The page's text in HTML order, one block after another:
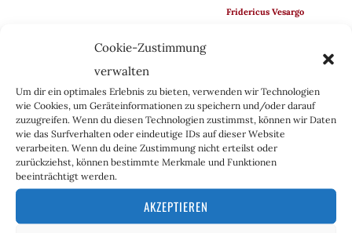
Cookie-Zustimmung
verwalten
Um dir ein optimales Erlebnis zu bieten, verwenden wir Technologien
wie Cookies, um Geräteinformationen zu speichern und/oder darauf
zuzugreifen. Wenn du diesen Technologien zustimmst, können wir Daten
wie das Surfverhalten oder eindeutige IDs auf dieser Website
verarbeiten. Wenn du deine Zustimmung nicht erteilst oder
zurückziehst, können bestimmte Merkmale und Funktionen
beeinträchtigt werden.
AKZEPTIEREN
Fridericus Vesargo